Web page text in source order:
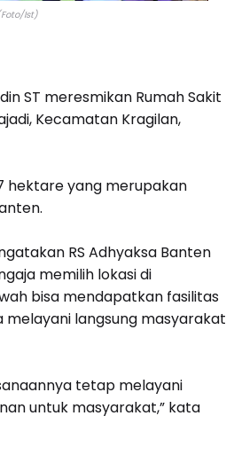
Ist)
ST meresmikan Rumah Sakit
Kecamatan Kragilan,
hektare yang merupakan
RS Adhyaksa Banten
memilih lokasi di
bisa mendapatkan fasilitas
melayani langsung masyarakat
tetap melayani
untuk masyarakat,” kata